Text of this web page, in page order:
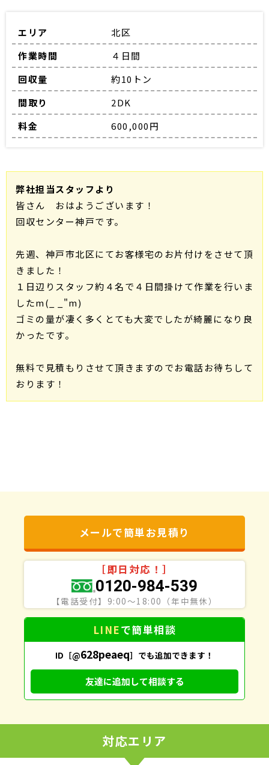
エリア
北区
作業時間
４日間
回収量
約10トン
間取り
2DK
料金
600,000円
弊社担当スタッフより
皆さん おはようございます！
回収センター神戸です。
先週、神戸市北区にてお客様宅のお片付けをさせて頂
きました！
１日辺りスタッフ約４名で４日間掛けて作業を行いま
したm(_ _"m)
ゴミの量が凄く多くとても大変でしたが綺麗になり良
かったです。
無料で見積もりさせて頂きますのでお電話お待ちして
おります！
メールで簡単お見積り
［即日対応！］
0120-984-539
【電話受付】9:00〜18:00（年中無休）
LINEで簡単相談
ID［@628peaeq］でも追加できます！
友達に追加して相談する
対応エリア